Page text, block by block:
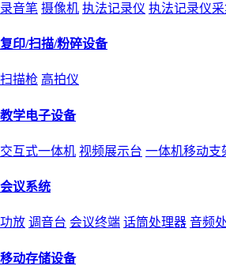
录音笔 摄像机 执法记录仪 执法记录仪
复印/扫描/粉碎设备
扫描枪 高拍仪
教学电子设备
交互式一体机 视频展示台 一体机移动支
会议系统
功放 调音台 会议终端 话筒处理器 音频
移动存储设备